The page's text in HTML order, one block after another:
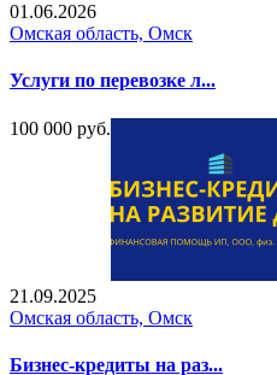
01.06.2026
Омская область, Омск
Услуги по перевозке л...
100 000 руб.
21.09.2025
Омская область, Омск
Бизнес-кредиты на раз...